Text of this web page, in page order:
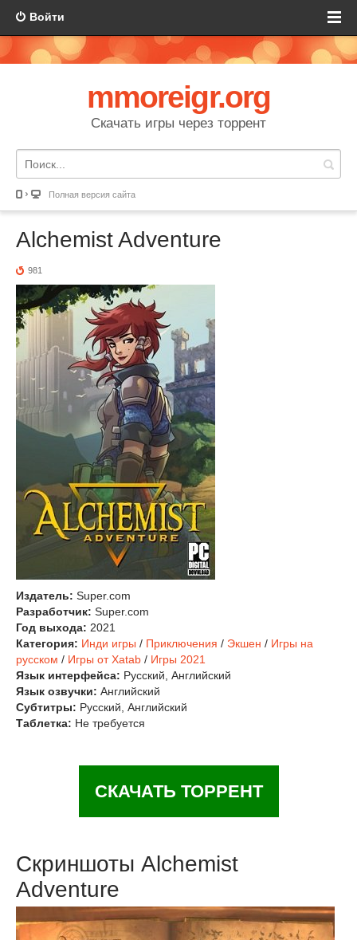
Войти
mmoreigr.org
Скачать игры через торрент
Полная версия сайта
Alchemist Adventure
981
Издатель: Super.com
Разработчик: Super.com
Год выхода: 2021
Категория: Инди игры / Приключения / Экшен / Игры на
русском / Игры от Xatab / Игры 2021
Язык интерфейса: Русский, Английский
Язык озвучки: Английский
Субтитры: Русский, Английский
Таблетка: Не требуется
СКАЧАТЬ ТОРРЕНТ
Скриншоты Alchemist
Adventure